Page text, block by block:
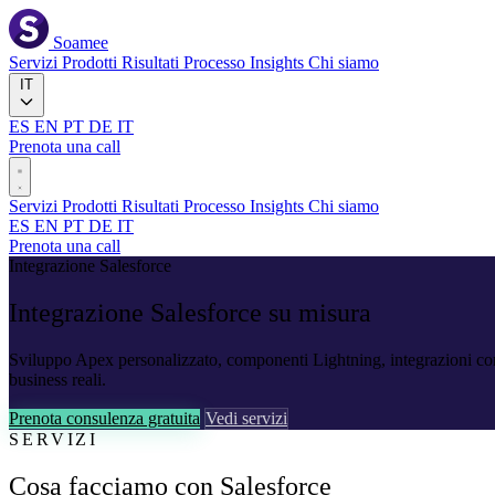
Soamee
Servizi Prodotti Risultati Processo Insights Chi siamo
ES EN PT DE IT
Prenota una call
Servizi Prodotti Risultati Processo Insights Chi siamo
ES EN PT DE IT
Prenota una call
Integrazione Salesforce
Integrazione Salesforce su misura
Sviluppo Apex personalizzato, componenti Lightning, integrazioni
business reali.
Prenota consulenza gratuita Vedi servizi
SERVIZI
Cosa facciamo con Salesforce